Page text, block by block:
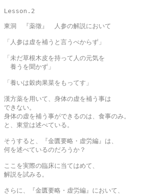
Lesson.2
東洞　『薬徵』　人参の解説において
「人参は虚を補うと言うべからず」
「未だ草根木皮を持って人の元気を
養うを聞かず」
「養いは穀肉果菜をもってす」
漢方薬を用いて、身体の虚を補う事は
できない。
身体の虚を補う事ができるのは、食事のみ。
と、東堂は述べている。
そうすると、『金匱要略・虚労編』は、
何を述べているのだろうか？
ここを実際の臨床に当てはめて、
解説を試みる。
さらに、『金匱要略・虚労編』において、